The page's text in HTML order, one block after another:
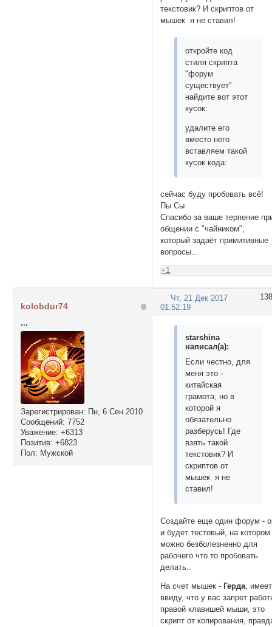
текстовик? И скриптов от
мышек я не ставил!
откройте код
стиля скрипта
"форум
существует"
найдите вот этот
кусок:
удалите его
вместо него
вставляем такой
кусок кода:
сейчас буду пробовать всё!
Пы Сы
Спасибо за ваше терпение
общении с "чайником",
который задаёт примитивные
вопросы...
+1
138
Чт, 21 Дек 2017
01:52:19
kolobdur74
...
Зарегистрирован: Пн, 6 Сен 2010
Сообщений: 7752
Уважение: +6313
Позитив: +6823
Пол: Мужской
starshina
написал(а):
Если честно, для
меня это -
китайская
грамота, но в
которой я
обязательно
разберусь! Где
взять такой
текстовик? И
скриптов от
мышек я не
ставил!
Создайте еще один форум -
и будет тестовый, на котором
можно безболезненно для
рабочего что то пробовать
делать..
На счет мышек - Герда, имеет
ввиду, что у вас запрет
правой клавишей мыши, это
скрипт от копирования,